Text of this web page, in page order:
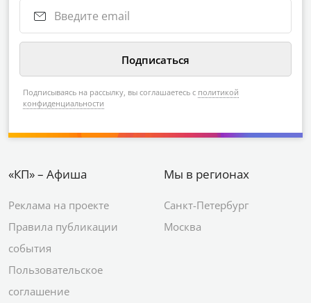
Подписываясь на рассылку, вы соглашаетесь с политикой
конфиденциальности
«КП» – Афиша
Реклама на проекте
Правила публикации
события
Пользовательское
соглашение
Мы в регионах
Санкт-Петербург
Москва